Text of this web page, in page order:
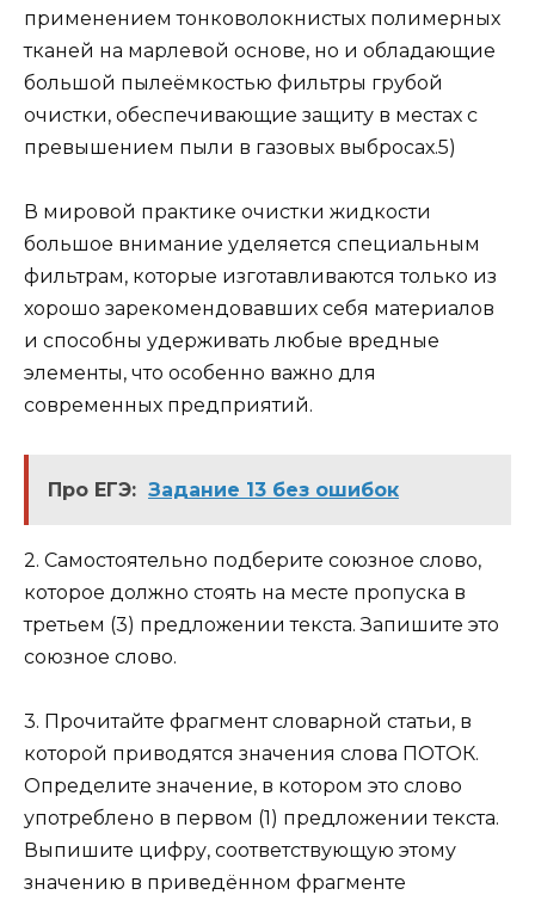
применением тонковолокнистых полимерных
тканей на марлевой основе, но и обладающие
большой пылеёмкостью фильтры грубой
очистки, обеспечивающие защиту в местах с
превышением пыли в газовых выбросах.5)
В мировой практике очистки жидкости
большое внимание уделяется специальным
фильтрам, которые изготавливаются только из
хорошо зарекомендовавших себя материалов
и способны удерживать любые вредные
элементы, что особенно важно для
современных предприятий.
Про ЕГЭ: Задание 13 без ошибок
2. Самостоятельно подберите союзное слово,
которое должно стоять на месте пропуска в
третьем (3) предложении текста. Запишите это
союзное слово.
3. Прочитайте фрагмент словарной статьи, в
которой приводятся значения слова ПОТОК.
Определите значение, в котором это слово
употреблено в первом (1) предложении текста.
Выпишите цифру, соответствующую этому
значению в приведённом фрагменте